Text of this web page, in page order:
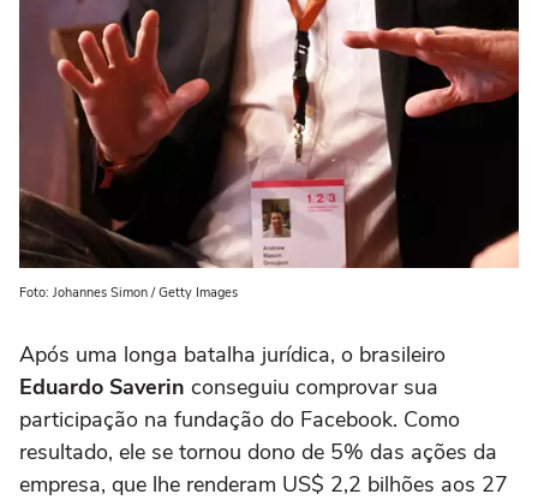
Foto: Johannes Simon / Getty Images
Após uma longa batalha jurídica, o brasileiro
Eduardo Saverin conseguiu comprovar sua
participação na fundação do Facebook. Como
resultado, ele se tornou dono de 5% das ações da
empresa, que lhe renderam US$ 2,2 bilhões aos 27